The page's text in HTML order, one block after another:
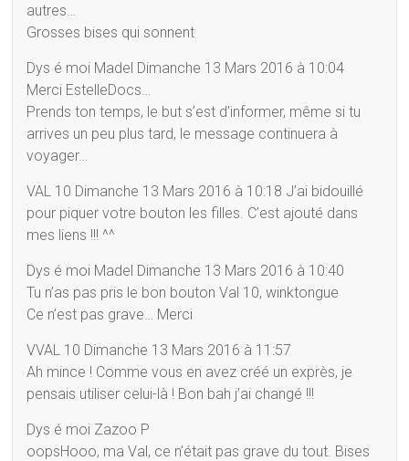
autres…
Grosses bises qui sonnent
Dys é moi Madel Dimanche 13 Mars 2016 à 10:04
Merci EstelleDocs…
Prends ton temps, le but s’est d’informer, même si tu
arrives un peu plus tard, le message continuera à
voyager…
VAL 10 Dimanche 13 Mars 2016 à 10:18 J’ai bidouillé
pour piquer votre bouton les filles. C’est ajouté dans
mes liens !!! ^^
Dys é moi Madel Dimanche 13 Mars 2016 à 10:40
Tu n’as pas pris le bon bouton Val 10, winktongue
Ce n’est pas grave… Merci
VVAL 10 Dimanche 13 Mars 2016 à 11:57
Ah mince ! Comme vous en avez créé un exprès, je
pensais utiliser celui-là ! Bon bah j’ai changé !!!
Dys é moi Zazoo P
oopsHooo, ma Val, ce n’était pas grave du tout. Bises